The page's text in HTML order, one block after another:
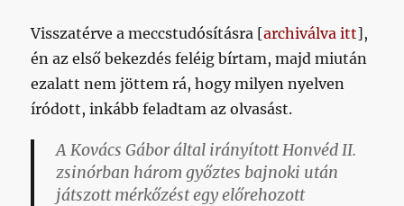
Visszatérve a meccstudósításra [archiválva itt],
én az első bekezdés feléig bírtam, majd miután
ezalatt nem jöttem rá, hogy milyen nyelven
íródott, inkább feladtam az olvasást.
A Kovács Gábor által irányított Honvéd II.
zsinórban három győztes bajnoki után
játszott mérkőzést egy előrehozott